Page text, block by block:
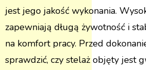
jest jego jakość wykonania.
zapewniają długą żywotność i
na komfort pracy. Przed
sprawdzić, czy stelaż objęty jest